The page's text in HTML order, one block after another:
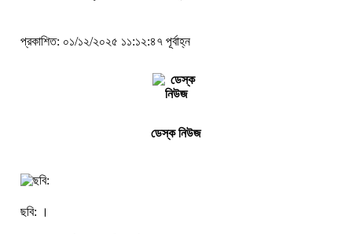
প্রকাশিত: ০১/১২/২০২৫ ১১:১২:৪৭ পূর্বাহ্ন
ডেস্ক নিউজ
ছবি: ।